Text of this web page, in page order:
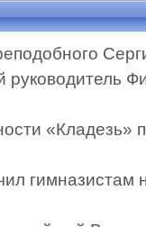
«Кладезь»
гимназистам